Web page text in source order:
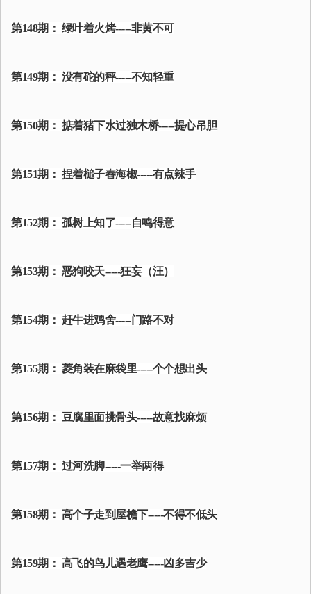
第148期： 绿叶着火烤-----非黄不可
第149期： 没有砣的秤-----不知轻重
第150期： 掂着猪下水过独木桥-----提心吊胆
第151期： 捏着槌子舂海椒-----有点辣手
第152期： 孤树上知了-----自鸣得意
第153期： 恶狗咬天-----狂妄（汪）
第154期： 赶牛进鸡舍-----门路不对
第155期： 菱角装在麻袋里-----个个想出头
第156期： 豆腐里面挑骨头-----故意找麻烦
第157期： 过河洗脚-----一举两得
第158期： 高个子走到屋檐下-----不得不低头
第159期： 高飞的鸟儿遇老鹰-----凶多吉少